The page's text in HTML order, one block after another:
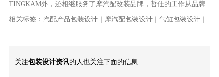
TINGKAM外，还相继服务了摩汽配改装品牌，哲仕的工作从品牌
LOGO设计及系列产品包装......
相关标签：汽配产品包装设计｜摩汽配包装设计｜气缸包装设计｜
关注包装设计资讯的人也关注下面的信息